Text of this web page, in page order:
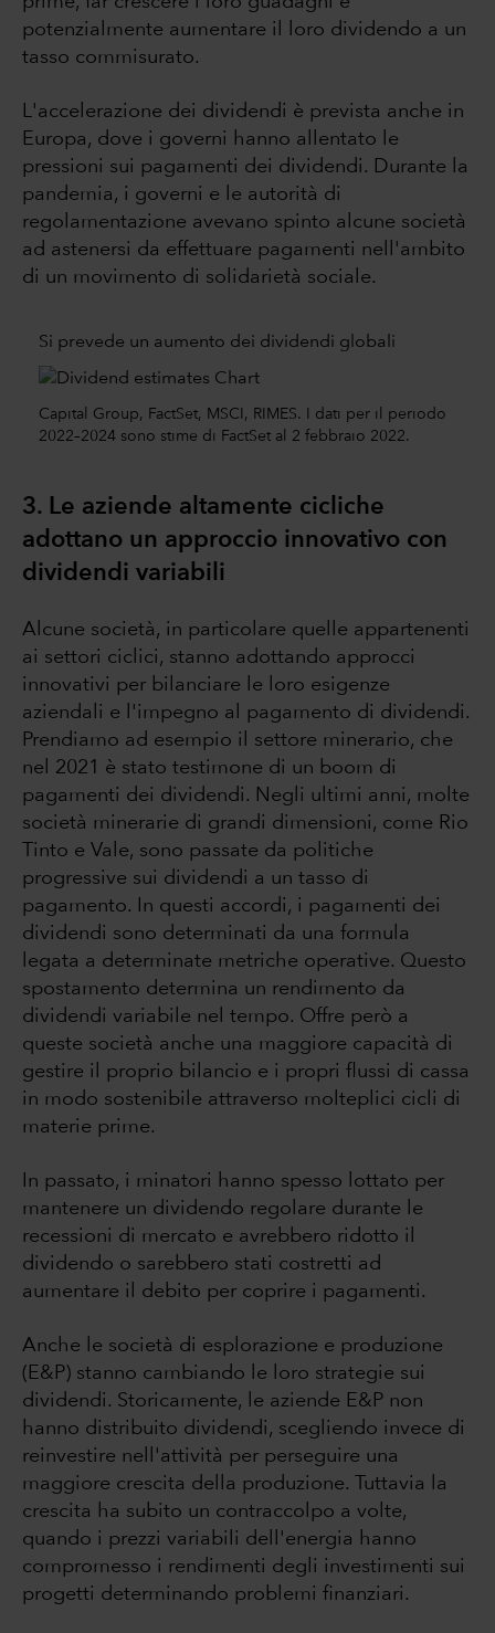
potenzialmente aumentare il loro dividendo a un
tasso commisurato.
L'accelerazione dei dividendi è prevista anche in
Europa, dove i governi hanno allentato le
pressioni sui pagamenti dei dividendi. Durante la
pandemia, i governi e le autorità di
regolamentazione avevano spinto alcune società
ad astenersi da effettuare pagamenti nell'ambito
di un movimento di solidarietà sociale.
Si prevede un aumento dei dividendi globali
Capital Group, FactSet, MSCI, RIMES. I dati per il periodo
2022–2024 sono stime di FactSet al 2 febbraio 2022.
3. Le aziende altamente cicliche
adottano un approccio innovativo con
dividendi variabili
Alcune società, in particolare quelle appartenenti
ai settori ciclici, stanno adottando approcci
innovativi per bilanciare le loro esigenze
aziendali e l'impegno al pagamento di dividendi.
Prendiamo ad esempio il settore minerario, che
nel 2021 è stato testimone di un boom di
pagamenti dei dividendi. Negli ultimi anni, molte
società minerarie di grandi dimensioni, come Rio
Tinto e Vale, sono passate da politiche
progressive sui dividendi a un tasso di
pagamento. In questi accordi, i pagamenti dei
dividendi sono determinati da una formula
legata a determinate metriche operative. Questo
spostamento determina un rendimento da
dividendi variabile nel tempo. Offre però a
queste società anche una maggiore capacità di
gestire il proprio bilancio e i propri flussi di cassa
in modo sostenibile attraverso molteplici cicli di
materie prime.
In passato, i minatori hanno spesso lottato per
mantenere un dividendo regolare durante le
recessioni di mercato e avrebbero ridotto il
dividendo o sarebbero stati costretti ad
aumentare il debito per coprire i pagamenti.
Anche le società di esplorazione e produzione
(E&P) stanno cambiando le loro strategie sui
dividendi. Storicamente, le aziende E&P non
hanno distribuito dividendi, scegliendo invece di
reinvestire nell'attività per perseguire una
maggiore crescita della produzione. Tuttavia la
crescita ha subito un contraccolpo a volte,
quando i prezzi variabili dell'energia hanno
compromesso i rendimenti degli investimenti sui
progetti determinando problemi finanziari.